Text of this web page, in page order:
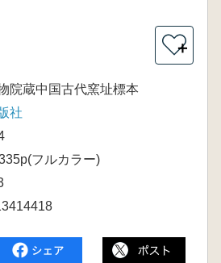
＋
院蔵中国古代窯址標本
社
フルカラー)